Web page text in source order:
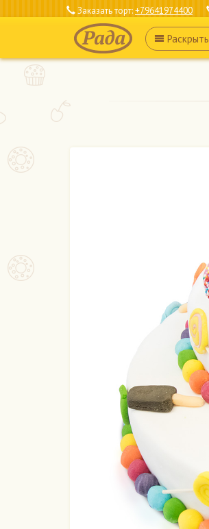
Заказать торт:+79641974400
Раскрыть